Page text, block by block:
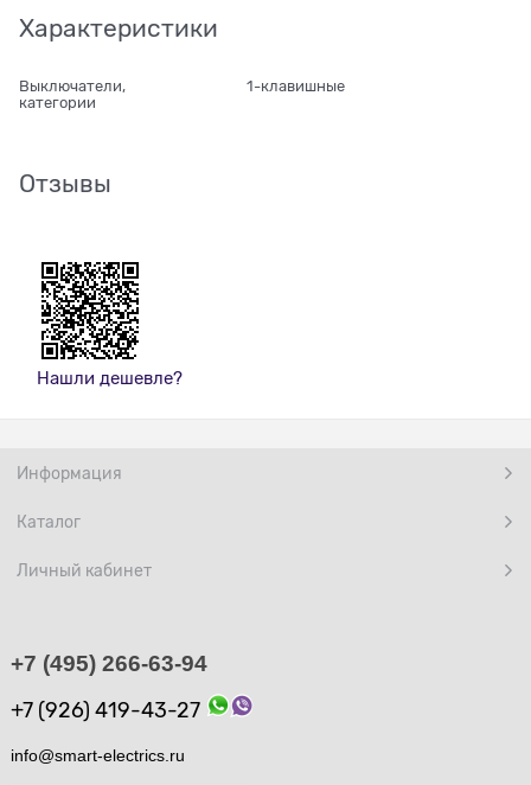
Характеристики
Выключатели,
категории
1-клавишные
Отзывы
Нашли дешевле?
Информация
Каталог
Личный кабинет
+7 (495) 266-63-94
+7 (926) 419-43-27
info@smart-electrics.ru